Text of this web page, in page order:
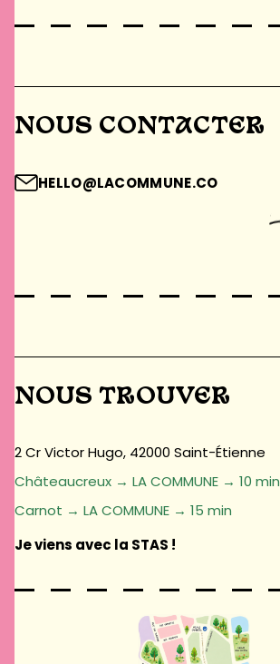
NOUS CONTACTER
HELLO@LACOMMUNE.CO
NOUS TROUVER
2 Cr Victor Hugo, 42000 Saint-Étienne
Châteaucreux → LA COMMUNE → 10 min
Carnot → LA COMMUNE → 15 min
Je viens avec la STAS !